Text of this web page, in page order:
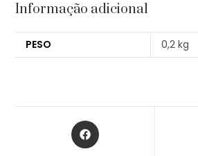
Informação adicional
PESO 0,2 kg